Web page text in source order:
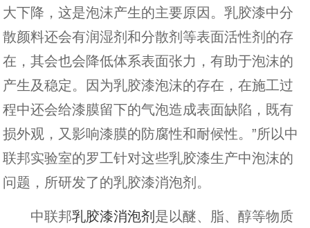
大下降，这是泡沫产生的主要原因。乳胶漆中分
散颜料还会有润湿剂和分散剂等表面活性剂的存
在，其会也会降低体系表面张力，有助于泡沫的
产生及稳定。因为乳胶漆泡沫的存在，在施工过
程中还会给漆膜留下的气泡造成表面缺陷，既有
损外观，又影响漆膜的防腐性和耐候性。”所以中
联邦实验室的罗工针对这些乳胶漆生产中泡沫的
问题，所研发了的乳胶漆消泡剂。
中联邦乳胶漆消泡剂 是以醚、脂、醇等物质